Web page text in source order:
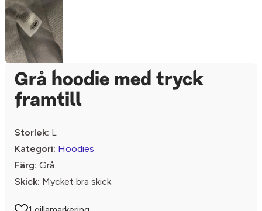
Grå hoodie med tryck
framtill
Storlek: L
Kategori: Hoodies
Färg: Grå
Skick: Mycket bra skick